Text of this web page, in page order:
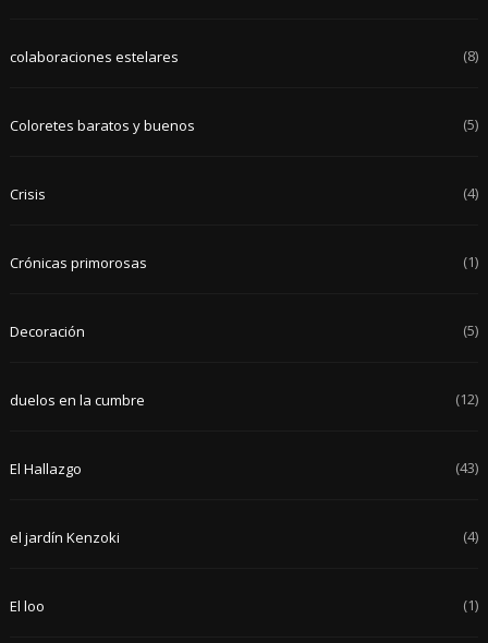
colaboraciones estelares (8)
Coloretes baratos y buenos (5)
Crisis (4)
Crónicas primorosas (1)
Decoración (5)
duelos en la cumbre (12)
El Hallazgo (43)
el jardín Kenzoki (4)
El loo (1)